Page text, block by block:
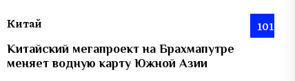
Китай 101
Китайский мегапроект на Брахмапутре
меняет водную карту Южной Азии